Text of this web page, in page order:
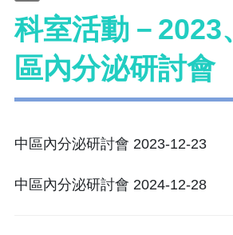
科室活動－2023
區內分泌研討會
中區內分泌研討會 2023-12-23
中區內分泌研討會 2024-12-28